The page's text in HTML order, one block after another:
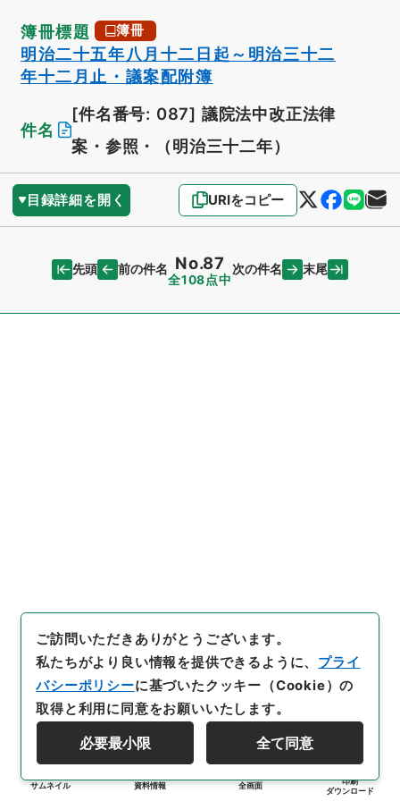
簿冊標題 簿冊
明治二十五年八月十二日起～明治三十二
年十二月止・議案配附簿
件名
[件名番号: 087] 議院法中改正法律
案・参照・（明治三十二年）
目録詳細を開く URIをコピー
先頭 前の件名 No.87
全108点中
次の件名 末尾
サムネイル 資料情報 全画面
印刷
ダウンロード
ご訪問いただきありがとうございます。
私たちがより良い情報を提供できるように、 プライ
バシーポリシーに基づいたクッキー（Cookie）の
取得と利用に同意をお願いいたします。
必要最小限 全て同意